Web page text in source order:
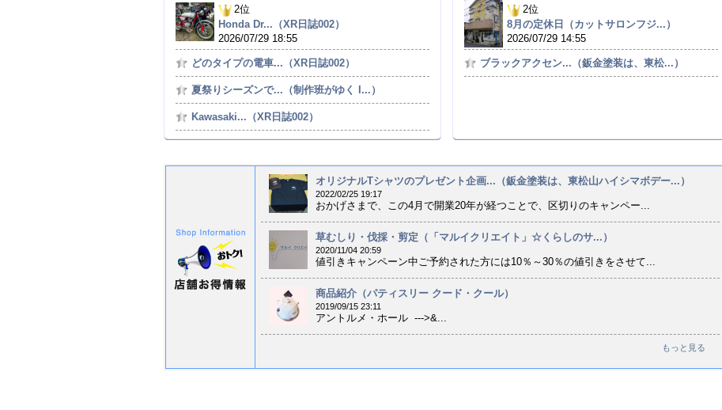
2位
Honda Dr...（XR日誌002）
2026/07/29 18:55
どのタイプの電車...（XR日誌002）
夏祭りシーズンで...（制作班がゆく I...）
Kawasaki...（XR日誌002）
2位
8月の定休日（カットサロンフジ...）
2026/07/29 14:55
ブラックアクセン...（鈑金塗装は、東松...）
オリジナルTシャツのプレゼント企画...（鈑金塗装は、東松山ハイシマボデー...）
2022/02/25 19:17
おかげさまで、この4月で開業20年が経つことで、区切りのキャンペー...
草むしり・伐採・剪定（「マルイクリエイト」☆くらしのサ...）
2020/11/04 20:59
値引きキャンペーン中ご予約された方には10％～30％の値引きをさせて...
商品紹介（パティスリー クード・クール）
2019/09/15 23:11
アントルメ・ホール --->&...
もっと見る